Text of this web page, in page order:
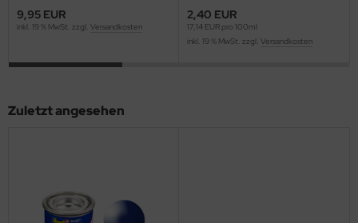
9,95 EUR
inkl. 19 % MwSt. zzgl. Versandkosten
2,40 EUR
17,14 EUR pro 100ml
inkl. 19 % MwSt. zzgl. Versandkosten
Zuletzt angesehen
Model
Hawk Model